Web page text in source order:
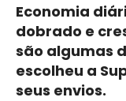
Economia
dobrado e
são algumas
escolheu a
seus envios.